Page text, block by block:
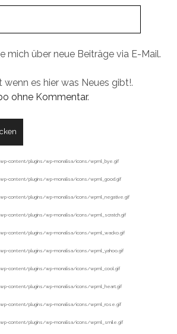
mich über neue Beiträge via E-Mail.
wenn es hier was Neues gibt!.
ohne Kommentar.